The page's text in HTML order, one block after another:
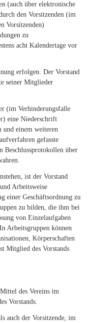
(auch über elektronische
den Vorsitzenden (im
Vorsitzenden)
zu
acht Kalendertage vor
erfolgen. Der Vorstand
seiner Mitglieder
(im Verhinderungsfalle
eine Niederschrift
einem weiteren
gefasste
Beschlussprotokollen über
ist der Vorstand
Arbeitsweise
einer Geschäftsordnung zu
zu bilden, die ihm bei
von Einzelaufgaben
Arbeitsgruppen können
Körperschaften
Mitglied des Vorstands
des Vereins im
Vorstands.
auch der Vorsitzende, im